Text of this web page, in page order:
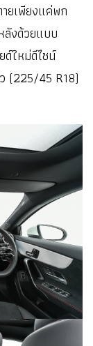
ยเพียงแค่พก
ลังด้วยแบบ
ด์ใหม่ดีไซน์
(225/45 R18)